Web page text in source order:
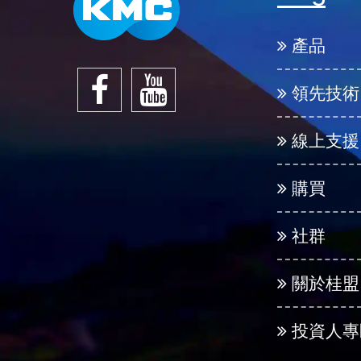
產品
領先技術
線上支援
購買
社群
關於桂盟
投資人